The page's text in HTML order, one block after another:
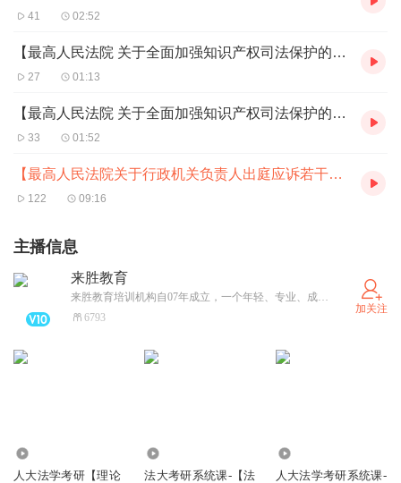
41 02:52
【最高人民法院 关于全面加强知识产权司法保护的意见】—五
27 01:13
【最高人民法院 关于全面加强知识产权司法保护的意见】—六
33 01:52
【最高人民法院关于行政机关负责人出庭应诉若干问题的规定】
122 09:16
主播信息
来胜教育
来胜教育培训机构自07年成立，一个年轻、专业、成绩亮眼的高端品牌机构，2012年起结合法商两大专业共同发展，打造大学生之升学、就业、出国的学习教育平台，追求『高分、精品、定制、速成』的办学宗旨。贯彻高端、精品经营理念，实现全方位法律人培训目标。
6793
加关注
人大法学考研【理论
法大考研系统课-【法
人大法学考研系统课-